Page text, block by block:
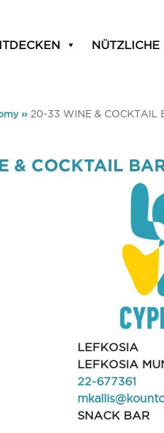
» 20-33 WINE & COCKTAIL
& COCKTAIL
LEFKOSIA
LEFKOSIA
22-677361
SNACK BAR